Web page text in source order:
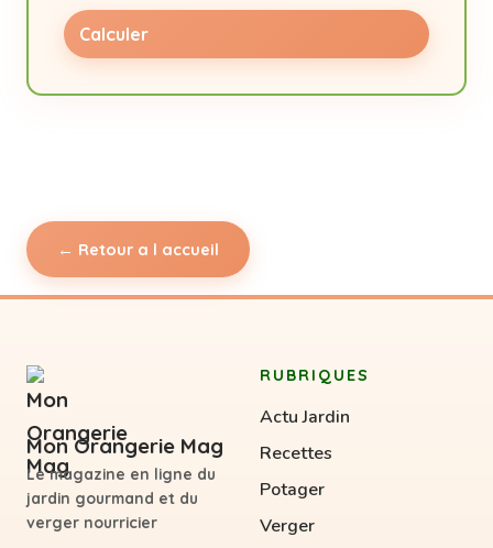
Calculer
← Retour a l accueil
Mon Orangerie Mag
Le magazine en ligne du
jardin gourmand et du
verger nourricier
RUBRIQUES
Actu Jardin
Recettes
Potager
Verger